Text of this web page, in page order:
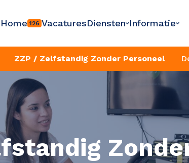
Home 126 VacaturesDiensten Informatie
ZZP / Zelfstandig Zonder Personeel